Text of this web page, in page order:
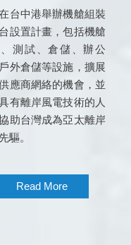
台中港舉辦機艙組裝
設置計畫，包括機艙
測試、倉儲、辦公
外倉儲等設施，擴展
應商網絡的機會，並
有離岸風電技術的人
助台灣成為亞太離岸
驅。
Read More